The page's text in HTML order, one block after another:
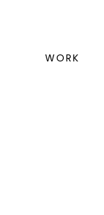
WORK